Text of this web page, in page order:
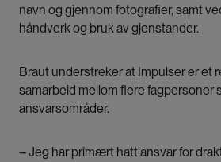
navn og gjennom fotografier, samt
håndverk og bruk av gjenstander.
Braut understreker at Impulser er et
samarbeid mellom flere fagpersoner
ansvarsområder.
– Jeg har primært hatt ansvar for